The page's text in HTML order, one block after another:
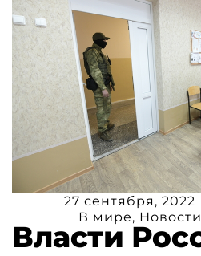
27 сентября, 2022
В мире, Новости
Власти